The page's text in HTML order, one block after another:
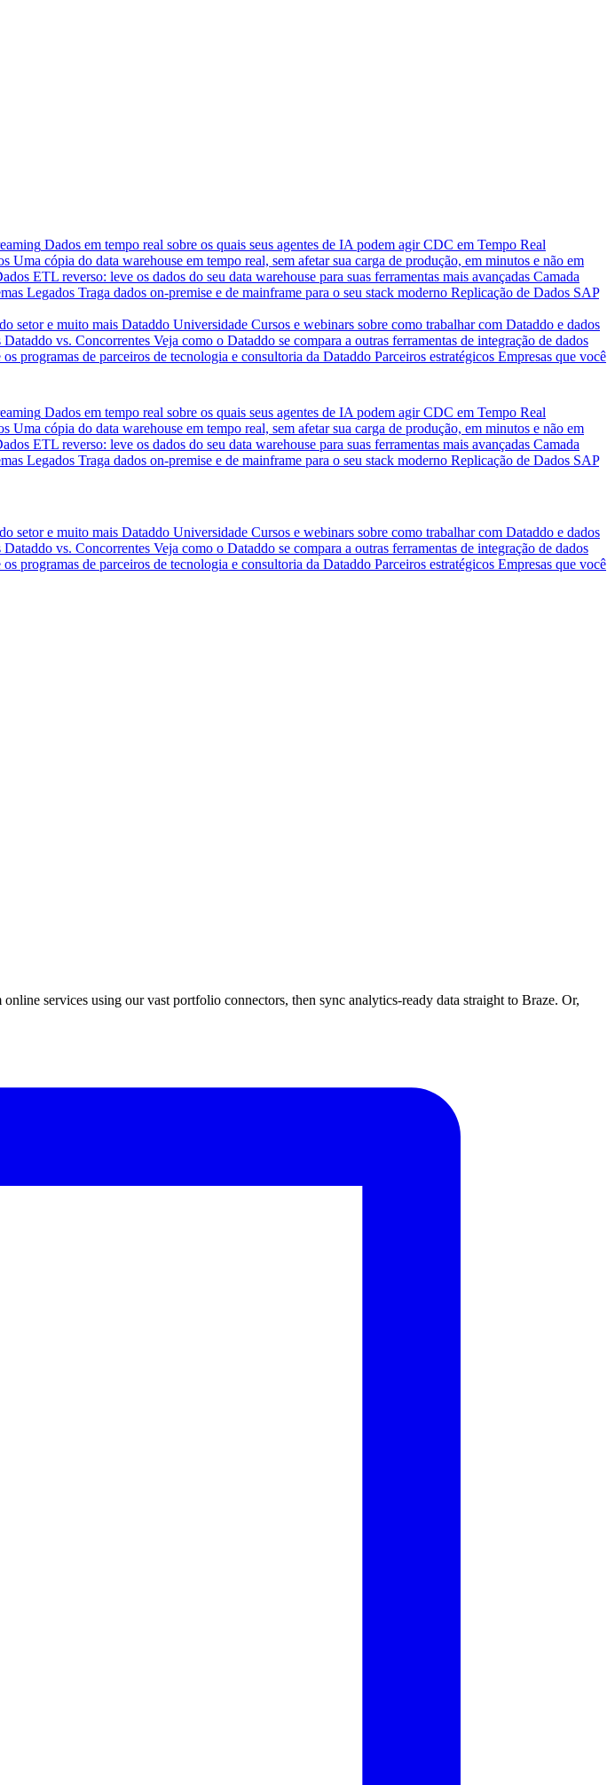
Dados em tempo real sobre os quais seus agentes de IA podem agir CDC em Tempo Real
Uma cópia do data warehouse em tempo real, sem afetar sua carga de produção, em minutos e não em
ETL reverso: leve os dados do seu data warehouse para suas ferramentas mais avançadas Camada
Legados Traga dados on-premise e de mainframe para o seu stack moderno Replicação de Dados SAP
setor e muito mais Dataddo Universidade Cursos e webinars sobre como trabalhar com Dataddo e dados
Dataddo vs. Concorrentes Veja como o Dataddo se compara a outras ferramentas de integração de dados
programas de parceiros de tecnologia e consultoria da Dataddo Parceiros estratégicos Empresas que você
Dados em tempo real sobre os quais seus agentes de IA podem agir CDC em Tempo Real
Uma cópia do data warehouse em tempo real, sem afetar sua carga de produção, em minutos e não em
ETL reverso: leve os dados do seu data warehouse para suas ferramentas mais avançadas Camada
Legados Traga dados on-premise e de mainframe para o seu stack moderno Replicação de Dados SAP
setor e muito mais Dataddo Universidade Cursos e webinars sobre como trabalhar com Dataddo e dados
Dataddo vs. Concorrentes Veja como o Dataddo se compara a outras ferramentas de integração de dados
programas de parceiros de tecnologia e consultoria da Dataddo Parceiros estratégicos Empresas que você
services using our vast portfolio connectors, then sync analytics-ready data straight to Braze. Or,